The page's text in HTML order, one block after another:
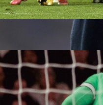
Autor:
BHFudbal.ba
15:26, 08.11.2023